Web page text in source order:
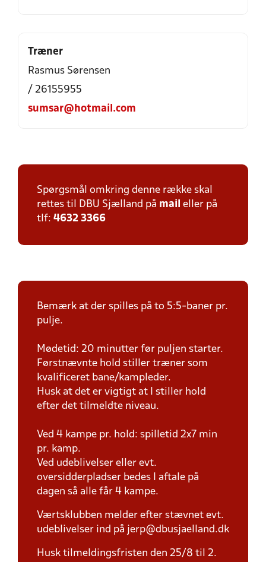
Træner
Rasmus Sørensen
/ 26155955
sumsar@hotmail.com
Spørgsmål omkring denne række skal
rettes til DBU Sjælland på mail eller på
tlf: 4632 3366
Bemærk at der spilles på to 5:5-baner pr.
pulje.
Mødetid: 20 minutter før puljen starter.
Førstnævnte hold stiller træner som
kvalificeret bane/kampleder.
Husk at det er vigtigt at I stiller hold
efter det tilmeldte niveau.
Ved 4 kampe pr. hold: spilletid 2x7 min
pr. kamp.
Ved udeblivelser eller evt.
oversidderpladser bedes I aftale på
dagen så alle får 4 kampe.
Værtsklubben melder efter stævnet evt.
udeblivelser ind på jerp@dbusjaelland.dk
Husk tilmeldingsfristen den 25/8 til 2.